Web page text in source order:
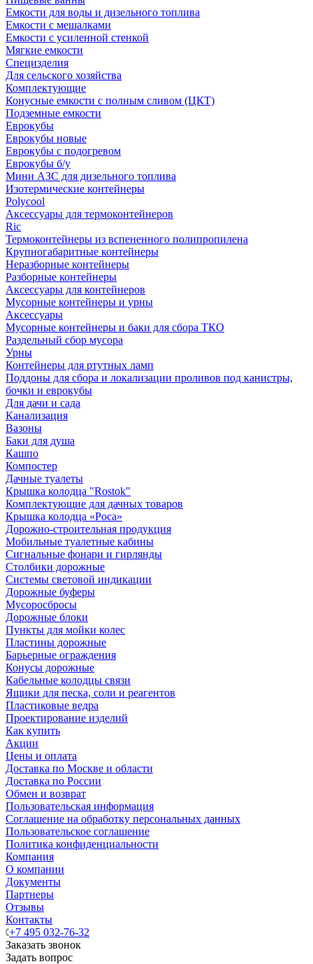
Емкости для воды и дизельного топлива
Емкости с мешалками
Емкости с усиленной стенкой
Мягкие емкости
Специзделия
Для сельского хозяйства
Комплектующие
Конусные емкости с полным сливом (ЦКТ)
Подземные емкости
Еврокубы
Еврокубы новые
Еврокубы с подогревом
Еврокубы б/у
Мини АЗС для дизельного топлива
Изотермические контейнеры
Polycool
Аксессуары для термоконтейнеров
Ric
Термоконтейнеры из вспененного полипропилена
Крупногабаритные контейнеры
Неразборные контейнеры
Разборные контейнеры
Аксессуары для контейнеров
Мусорные контейнеры и урны
Аксессуары
Мусорные контейнеры и баки для сбора ТКО
Раздельный сбор мусора
Урны
Контейнеры для ртутных ламп
Поддоны для сбора и локализации проливов под канистры,
бочки и еврокубы
Для дачи и сада
Канализация
Вазоны
Баки для душа
Кашпо
Компостер
Дачные туалеты
Крышка колодца "Rostok"
Комплектующие для дачных товаров
Крышка колодца «Роса»
Дорожно-строительная продукция
Мобильные туалетные кабины
Сигнальные фонари и гирлянды
Столбики дорожные
Системы световой индикации
Дорожные буферы
Мусоросбросы
Дорожные блоки
Пункты для мойки колес
Пластины дорожные
Барьерные ограждения
Конусы дорожные
Кабельные колодцы связи
Ящики для песка, соли и реагентов
Пластиковые ведра
Проектирование изделий
Как купить
Акции
Цены и оплата
Доставка по Москве и области
Доставка по России
Обмен и возврат
Пользовательская информация
Соглашение на обработку персональных данных
Пользовательское соглашение
Политика конфиденциальности
Компания
О компании
Документы
Партнеры
Отзывы
Контакты
+7 495 032-76-32
Заказать звонок
Задать вопрос